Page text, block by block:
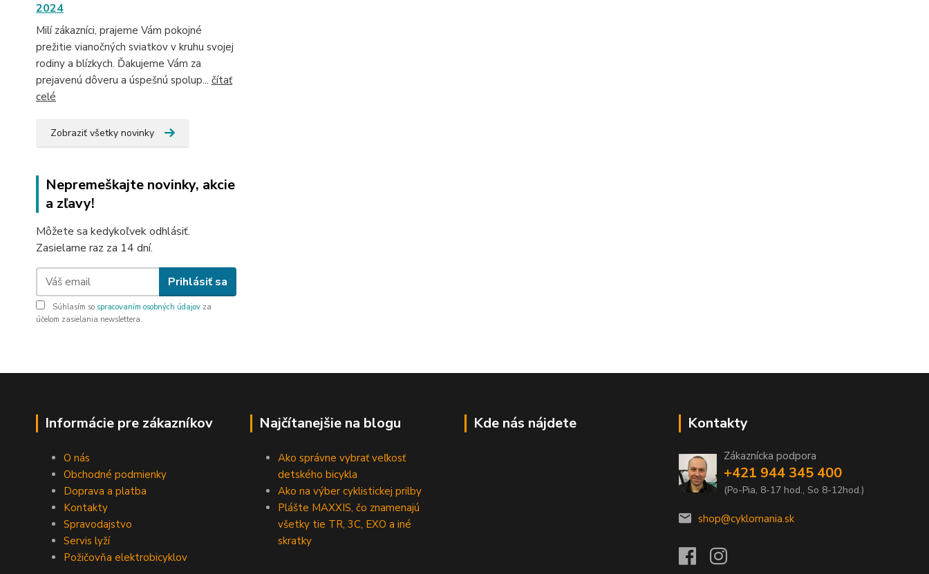
2024
Milí zákazníci, prajeme Vám pokojné
prežitie vianočných sviatkov v kruhu svojej
rodiny a blízkych. Ďakujeme Vám za
prejavenú dôveru a úspešnú spolup... čítať
celé
Zobraziť všetky novinky
Nepremeškajte novinky, akcie
a zľavy!
Môžete sa kedykoľvek odhlásiť.
Zasielame raz za 14 dní.
Prihlásiť sa
Súhlasím so spracovaním osobných údajov za
účelom zasielania newslettera.
Informácie pre zákazníkov
O nás
Obchodné podmienky
Doprava a platba
Kontakty
Spravodajstvo
Servis lyží
Požičovňa elektrobicyklov
Najčítanejšie na blogu
Ako správne vybrať veľkosť
detského bicykla
Ako na výber cyklistickej prilby
Plášte MAXXIS, čo znamenajú
všetky tie TR, 3C, EXO a iné
skratky
Kde nás nájdete Kontakty
Zákaznícka podpora
+421 944 345 400
(Po-Pia, 8-17 hod., So 8-12hod.)
shop@cyklomania.sk